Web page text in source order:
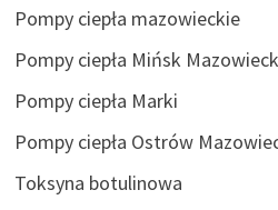
Pompy ciepła mazowieckie
Pompy ciepła Mińsk
Pompy ciepła Marki
Pompy ciepła Ostrów
Toksyna botulinowa